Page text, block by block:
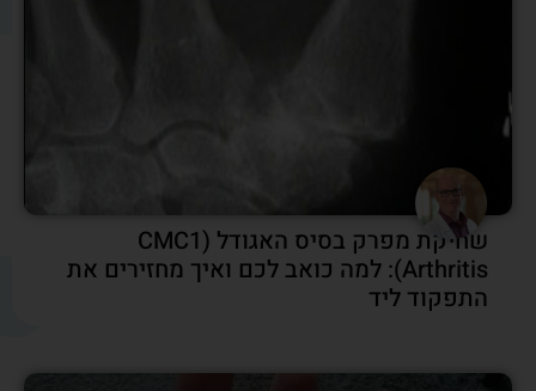
שחיקת מפרק בסיס האגודל (CMC1
Arthritis): למה כואב לכם ואיך מחזירים את
התפקוד ליד